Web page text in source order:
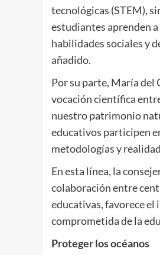
tecnológicas (STEM),
estudiantes aprenden
habilidades sociales y
añadido.
Por su parte, María del
vocación científica
nuestro patrimonio
educativos participen
metodologías y
En esta línea, la
colaboración entre
educativas, favorece
comprometida de la
Proteger los océanos